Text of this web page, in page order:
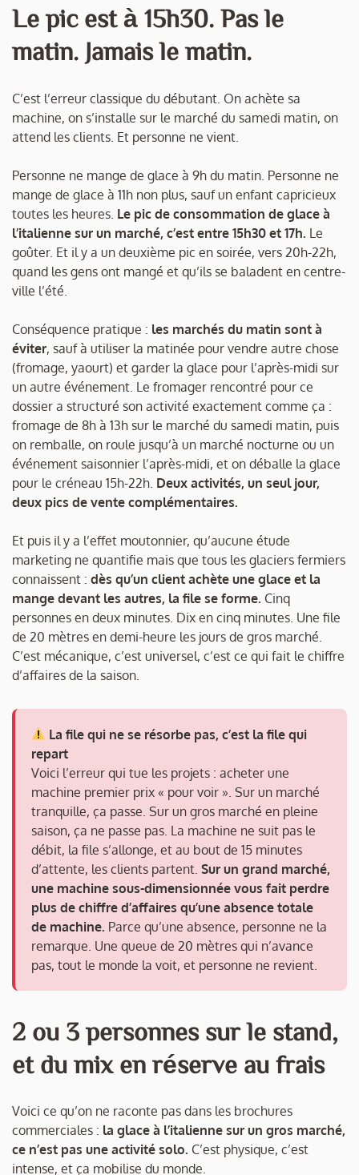
Le pic est à 15h30. Pas le
matin. Jamais le matin.
C’est l’erreur classique du débutant. On achète sa
machine, on s’installe sur le marché du samedi matin, on
attend les clients. Et personne ne vient.
Personne ne mange de glace à 9h du matin. Personne ne
mange de glace à 11h non plus, sauf un enfant capricieux
toutes les heures. Le pic de consommation de glace à
l’italienne sur un marché, c’est entre 15h30 et 17h. Le
goûter. Et il y a un deuxième pic en soirée, vers 20h-22h,
quand les gens ont mangé et qu’ils se baladent en centre-
ville l’été.
Conséquence pratique : les marchés du matin sont à
éviter, sauf à utiliser la matinée pour vendre autre chose
(fromage, yaourt) et garder la glace pour l’après-midi sur
un autre événement. Le fromager rencontré pour ce
dossier a structuré son activité exactement comme ça :
fromage de 8h à 13h sur le marché du samedi matin, puis
on remballe, on roule jusqu’à un marché nocturne ou un
événement saisonnier l’après-midi, et on déballe la glace
pour le créneau 15h-22h. Deux activités, un seul jour,
deux pics de vente complémentaires.
Et puis il y a l’effet moutonnier, qu’aucune étude
marketing ne quantifie mais que tous les glaciers fermiers
connaissent : dès qu’un client achète une glace et la
mange devant les autres, la file se forme. Cinq
personnes en deux minutes. Dix en cinq minutes. Une file
de 20 mètres en demi-heure les jours de gros marché.
C’est mécanique, c’est universel, c’est ce qui fait le chiffre
d’affaires de la saison.
La file qui ne se résorbe pas, c’est la file qui
repart
Voici l’erreur qui tue les projets : acheter une
machine premier prix « pour voir ». Sur un marché
tranquille, ça passe. Sur un gros marché en pleine
saison, ça ne passe pas. La machine ne suit pas le
débit, la file s’allonge, et au bout de 15 minutes
d’attente, les clients partent. Sur un grand marché,
une machine sous-dimensionnée vous fait perdre
plus de chiffre d’affaires qu’une absence totale
de machine. Parce qu’une absence, personne ne la
remarque. Une queue de 20 mètres qui n’avance
pas, tout le monde la voit, et personne ne revient.
2 ou 3 personnes sur le stand,
et du mix en réserve au frais
Voici ce qu’on ne raconte pas dans les brochures
commerciales : la glace à l’italienne sur un gros marché,
ce n’est pas une activité solo. C’est physique, c’est
intense, et ça mobilise du monde.